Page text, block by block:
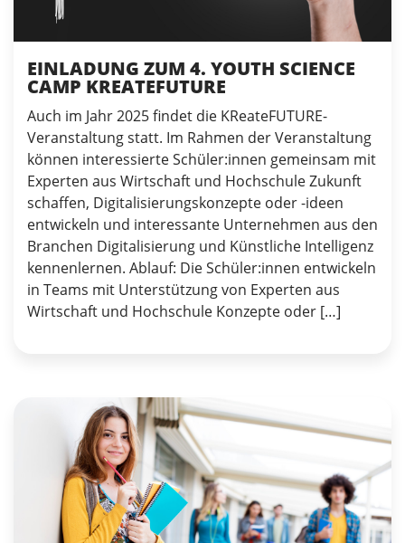
EINLADUNG ZUM 4. YOUTH SCIENCE
CAMP KREATEFUTURE
Auch im Jahr 2025 findet die KReateFUTURE-
Veranstaltung statt. Im Rahmen der Veranstaltung
können interessierte Schüler:innen gemeinsam mit
Experten aus Wirtschaft und Hochschule Zukunft
schaffen, Digitalisierungskonzepte oder -ideen
entwickeln und interessante Unternehmen aus den
Branchen Digitalisierung und Künstliche Intelligenz
kennenlernen. Ablauf: Die Schüler:innen entwickeln
in Teams mit Unterstützung von Experten aus
Wirtschaft und Hochschule Konzepte oder […]